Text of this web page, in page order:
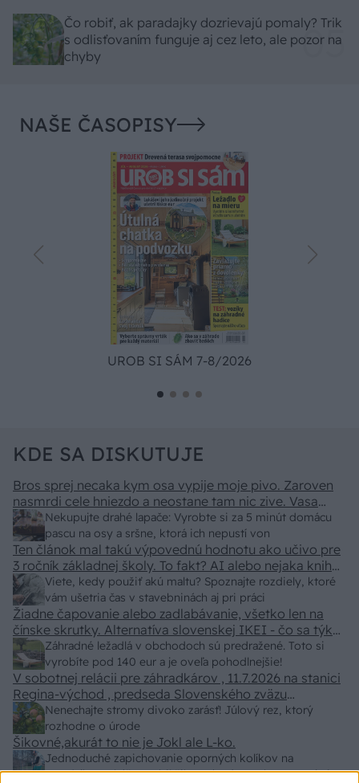
Čo robiť, ak paradajky dozrievajú pomaly? Trik
s odlisťovaním funguje aj cez leto, ale pozor na
chyby
NAŠE ČASOPISY
UROB SI SÁM 7-8/2026
KDE SA DISKUTUJE
Nekupujte drahé lapače: Vyrobte si za 5 minút domácu
pascu na osy a sršne, ktorá ich nepustí von
Bros sprej necaka kym osa vypije moje pivo. Zaroven
nasmrdi cele hniezdo a neostane tam nic zive. Vasa
pasca naucinke moc efektivne. Skor pritiahne slimaky
Viete, kedy použiť akú maltu? Spoznajte rozdiely, ktoré
vám ušetria čas v stavebninách aj pri práci
Ten článok mal takú výpovednú hodnotu ako učivo pre
3 ročník základnej školy. To fakt? AI alebo nejaka kniha
z VŠ? Dnešné rychlotvrdnuce malty - pevnosť 40 Mpa a
doba schnutia tak 15 minut , k tomu vodotesné s
kryštálikou. A rozdiel - schnutie a zretie. Nič?
Záhradné ležadlá v obchodoch sú predražené. Toto si
vyrobíte pod 140 eur a je oveľa pohodlnejšie!
Žiadne čapovanie alebo zadlabávanie, všetko len na
čínske skrutky. Alternatíva slovenskej IKEI - čo sa týka
pevnosti. Autor si nedal veľa námahy s remeselným
spracovaním, škoda. No lepšie než ten odpad z DTD
predávaný v Kauflande alebo Lídli.
Nenechajte stromy divoko zarásť! Júlový rez, ktorý
rozhodne o úrode
V sobotnej relácii pre záhradkárov , 11.7.2026 na stanici
Regina-východ , predseda Slovenského zväzu
záhradkárov pán Jakubech tvrdil, že to, že vlky sú
neproduktívne , nie je pravda. Aj vlky je možné použiť
pri formovaní koruny a budú rodiť.
Jednoduché zapichovanie oporných kolíkov na
paradajky: Lukáš vyrobil šikovný prípravok zo starej rúry
Šikovné,akurát to nie je Jokl ale L-ko.